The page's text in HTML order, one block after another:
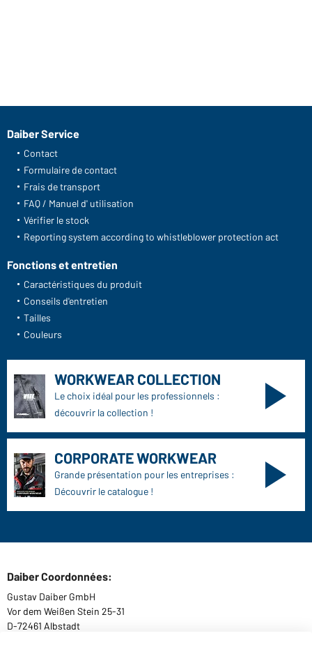
Daiber Service
Contact
Formulaire de contact
Frais de transport
FAQ / Manuel d' utilisation
Vérifier le stock
Reporting system according to whistleblower protection act
Fonctions et entretien
Caractéristiques du produit
Conseils d'entretien
Tailles
Couleurs
WORKWEAR COLLECTION
Le choix idéal pour les professionnels :
découvrir la collection !
CORPORATE WORKWEAR
Grande présentation pour les entreprises :
Découvrir le catalogue !
Daiber Coordonnées:
Gustav Daiber GmbH
Vor dem Weißen Stein 25-31
D-72461 Albstadt